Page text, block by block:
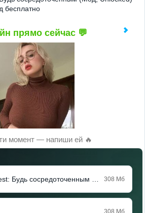
бесплатно
прямо сейчас 💬
момент — напиши ей 🔥
308 Мб
308 Мб